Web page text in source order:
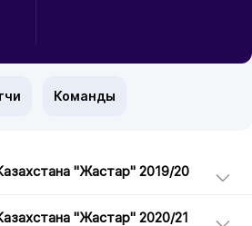
Команды
"Жастар" 2019/20
"Жастар" 2020/21